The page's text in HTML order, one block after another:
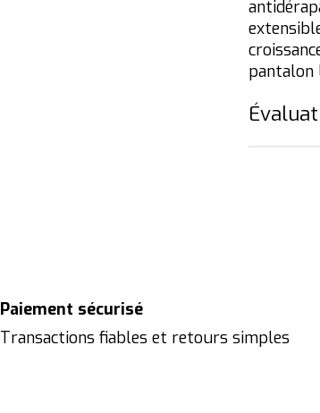
pantalon
Paiement sécurisé
Transactions fiables et retours simples